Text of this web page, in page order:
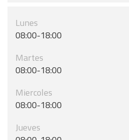
Lunes
08:00-18:00
Martes
08:00-18:00
Miercoles
08:00-18:00
Jueves